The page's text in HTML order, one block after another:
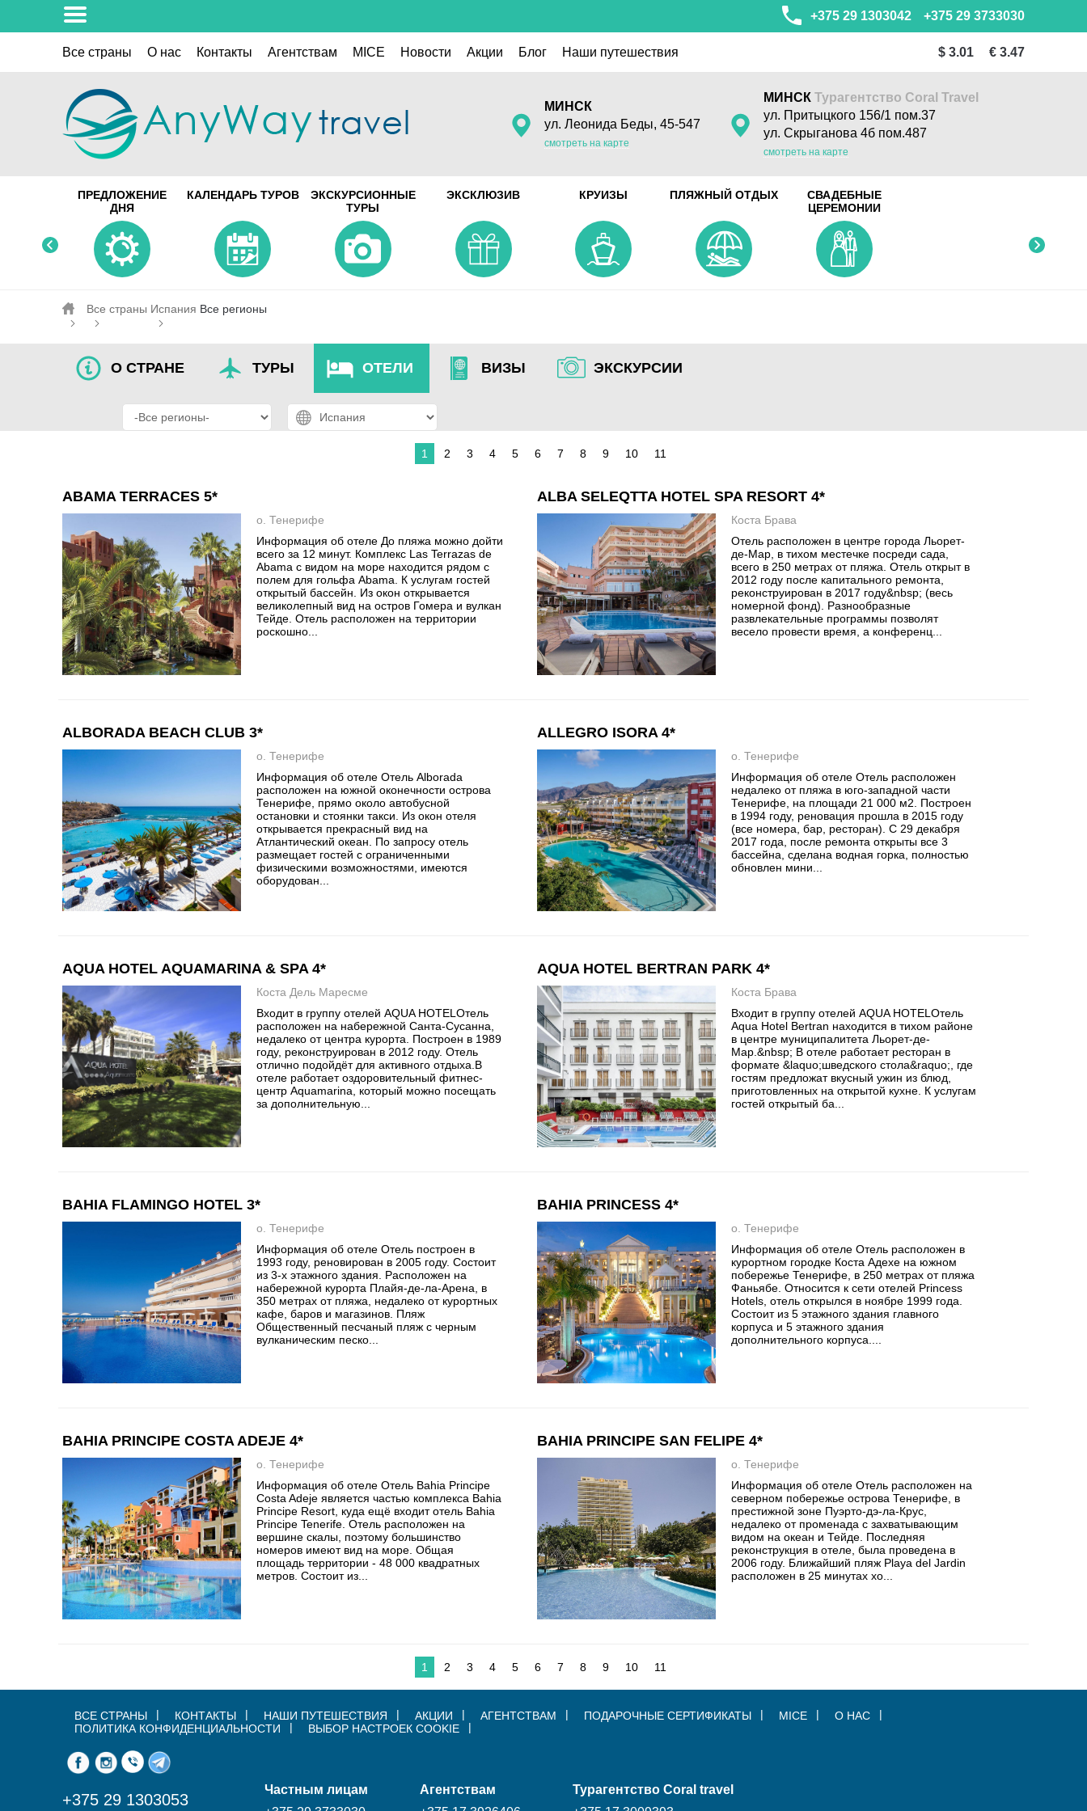
+375 29 3733030
+375 29 1303042
Все страны О нас Контакты Aгентствам MICE Новости Акции Блог Наши путешествия $ 3.01 € 3.47
МИНСК
ул. Леонида Беды, 45-547
смотреть на карте
МИНСК Турагентство Coral Travel
ул. Притыцкого 156/1 пом.37
ул. Скрыганова 4б пом.487
смотреть на карте
ПРЕДЛОЖЕНИЕ
ДНЯ
КАЛЕНДАРЬ ТУРОВ
ЭКСКУРСИОННЫЕ
ТУРЫ
ЭКСКЛЮЗИВ КРУИЗЫ ПЛЯЖНЫЙ ОТДЫХ
СВАДЕБНЫЕ
ЦЕРЕМОНИИ
Все страны Испания Все регионы
О СТРАНЕ ТУРЫ ОТЕЛИ ВИЗЫ ЭКСКУРСИИ
1 2 3 4 5 6 7 8 9 10 11
ABAMA TERRACES 5*
о. Тенерифе
Информация об отеле До пляжа можно дойти
всего за 12 минут. Комплекс Las Terrazas de
Abama с видом на море находится рядом с
полем для гольфа Abama. К услугам гостей
открытый бассейн. Из окон открывается
великолепный вид на остров Гомера и вулкан
Тейде. Отель расположен на территории
роскошно...
ALBA SELEQTTA HOTEL SPA RESORT 4*
Коста Брава
Отель расположен в центре города Льорет-
де-Мар, в тихом местечке посреди сада,
всего в 250 метрах от пляжа. Отель открыт в
2012 году после капитального ремонта,
реконструирован в 2017 году&nbsp; (весь
номерной фонд). Разнообразные
развлекательные программы позволят
весело провести время, а конференц...
ALBORADA BEACH CLUB 3*
о. Тенерифе
Информация об отеле Отель Alborada
расположен на южной оконечности острова
Тенерифе, прямо около автобусной
остановки и стоянки такси. Из окон отеля
открывается прекрасный вид на
Атлантический океан. По запросу отель
размещает гостей с ограниченными
физическими возможностями, имеются
оборудован...
ALLEGRO ISORA 4*
о. Тенерифе
Информация об отеле Отель расположен
недалеко от пляжа в юго-западной части
Тенерифе, на площади 21 000 м2. Построен
в 1994 году, реновация прошла в 2015 году
(все номера, бар, ресторан). С 29 декабря
2017 года, после ремонта открыты все 3
бассейна, сделана водная горка, полностью
обновлен мини...
AQUA HOTEL AQUAMARINA & SPA 4*
Коста Дель Маресме
Входит в группу отелей AQUA HOTELОтель
расположен на набережной Санта-Сусанна,
недалеко от центра курорта. Построен в 1989
году, реконструирован в 2012 году. Отель
отлично подойдёт для активного отдыха.В
отеле работает оздоровительный фитнес-
центр Aquamarina, который можно посещать
за дополнительную...
AQUA HOTEL BERTRAN PARK 4*
Коста Брава
Входит в группу отелей AQUA HOTELОтель
Aqua Hotel Bertran находится в тихом районе
в центре муниципалитета Льорет-де-
Мар.&nbsp; В отеле работает ресторан в
формате &laquo;шведского стола&raquo;, где
гостям предложат вкусный ужин из блюд,
приготовленных на открытой кухне. К услугам
гостей открытый ба...
BAHIA FLAMINGO HOTEL 3*
о. Тенерифе
Информация об отеле Отель построен в
1993 году, реновирован в 2005 году. Состоит
из 3-х этажного здания. Расположен на
набережной курорта Плайя-де-ла-Арена, в
350 метрах от пляжа, недалеко от курортных
кафе, баров и магазинов. Пляж
Общественный песчаный пляж с черным
вулканическим песко...
BAHIA PRINCESS 4*
о. Тенерифе
Информация об отеле Отель расположен в
курортном городке Коста Адехе на южном
побережье Тенерифе, в 250 метрах от пляжа
Фаньябе. Относится к сети отелей Princess
Hotels, отель открылся в ноябре 1999 года.
Состоит из 5 этажного здания главного
корпуса и 5 этажного здания
дополнительного корпуса....
BAHIA PRINCIPE COSTA ADEJE 4*
о. Тенерифе
Информация об отеле Отель Bahia Principe
Costa Adeje является частью комплекса Bahia
Principe Resort, куда ещё входит отель Bahia
Principe Tenerife. Отель расположен на
вершине скалы, поэтому большинство
номеров имеют вид на море. Общая
площадь территории - 48 000 квадратных
метров. Состоит из...
BAHIA PRINCIPE SAN FELIPE 4*
о. Тенерифе
Информация об отеле Отель расположен на
северном побережье острова Тенерифе, в
престижной зоне Пуэрто-дэ-ла-Крус,
недалеко от променада с захватывающим
видом на океан и Тейде. Последняя
реконструкция в отеле, была проведена в
2006 году. Ближайший пляж Playa del Jardin
расположен в 25 минутах хо...
1 2 3 4 5 6 7 8 9 10 11
ВСЕ СТРАНЫ КОНТАКТЫ НАШИ ПУТЕШЕСТВИЯ АКЦИИ АГЕНТСТВАМ ПОДАРОЧНЫЕ СЕРТИФИКАТЫ MICE
О НАС
ПОЛИТИКА КОНФИДЕНЦИАЛЬНОСТИ
ВЫБОР НАСТРОЕК COOKIE
+375 29 1303053
Частным лицам
Агентствам
Турагентство Coral travel